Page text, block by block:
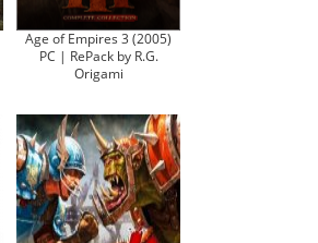
Age of Empires 3 (2005)
PC | RePack by R.G.
Origami